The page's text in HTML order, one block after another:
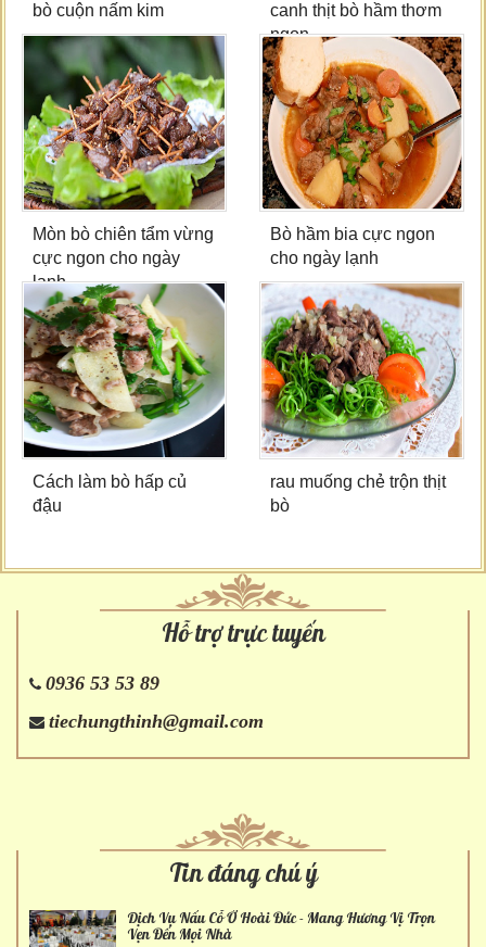
bò cuộn nấm kim
canh thịt bò hầm thơm
ngon
Mòn bò chiên tẩm vừng
cực ngon cho ngày
lạnh
Bò hầm bia cực ngon
cho ngày lạnh
Cách làm bò hấp củ
đậu
rau muống chẻ trộn thịt
bò
Hỗ trợ trực tuyến
0936 53 53 89
tiechungthinh@gmail.com
Tin đáng chú ý
Dịch Vụ Nấu Cỗ Ở Hoài Đức - Mang Hương Vị Trọn
Vẹn Đến Mọi Nhà